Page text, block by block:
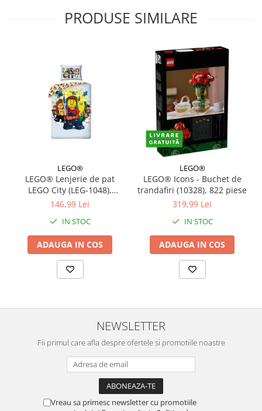
PRODUSE SIMILARE
LEGO®
LEGO® Lenjerie de pat
LEGO City (LEG-1048),
140x200 cm
146,99 Lei
IN STOC
ADAUGA IN COS
LEGO®
LEGO® Icons - Buchet de
trandafiri (10328), 822 piese
319,99 Lei
IN STOC
ADAUGA IN COS
NEWSLETTER
Fii primul care afla despre ofertele si promotiile noastre
Vreau sa primesc newsletter cu promotiile